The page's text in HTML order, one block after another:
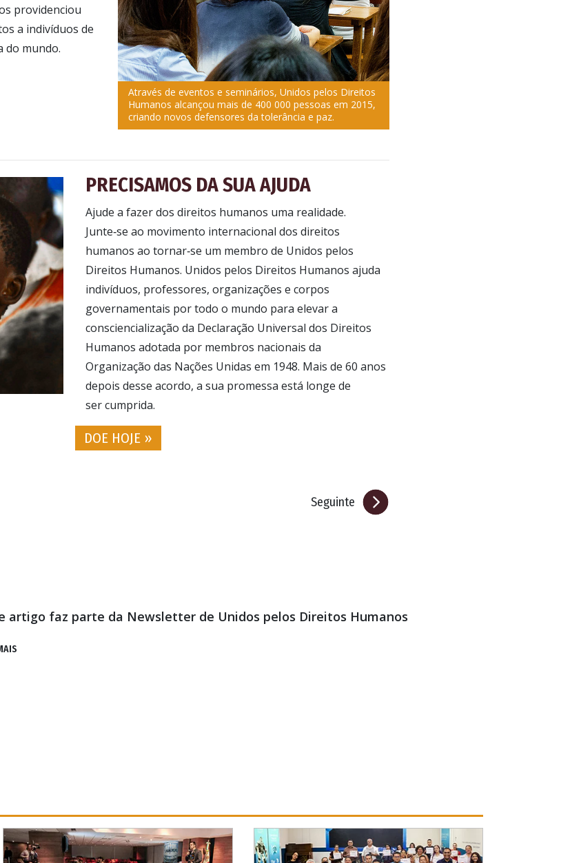
Através de eventos e seminários, Unidos pelos Direitos
Humanos alcançou mais de 400 000 pessoas em 2015,
criando novos defensores da tolerância e paz.
providenciou
a indivíduos de
do mundo.
PRECISAMOS DA SUA AJUDA
Ajude a fazer dos direitos humanos uma realidade.
Junte‑se ao movimento internacional dos direitos
humanos ao tornar‑se um membro de Unidos pelos
Direitos Humanos. Unidos pelos Direitos Humanos ajuda
indivíduos, professores, organizações e corpos
governamentais por todo o mundo para elevar a
consciencialização da Declaração Universal dos Direitos
Humanos adotada por membros nacionais da
Organização das Nações Unidas em 1948. Mais de 60 anos
depois desse acordo, a sua promessa está longe de
ser cumprida.
DOE HOJE »
Seguinte
artigo faz parte da Newsletter de Unidos pelos Direitos Humanos